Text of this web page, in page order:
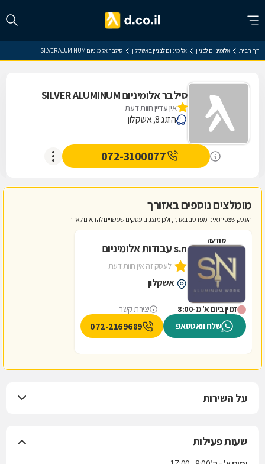
דף הבית אלומיניום לבניין אלומיניום לבניין באשקלון סילבר אלומיניום SILVER ALUMINUM
סילבר אלומיניום SILVER ALUMINUM
אין עדיין חוות דעת
הזגג 8, אשקלון
072-3100077
מומלצים נוספים באזורך
העסק שצפית אינו מפרסם באתר, ולכן מוצגים עסקים שעשויים להתאים לאזור
מודעה
s.n עבודות אלומיניום
לעסק זה אין חוות דעת
אשקלון
זמין ביום א' מ-8:00 יצירת קשר
שלח וואטסאפ 072-2169689
על השירות
שעות פעילות